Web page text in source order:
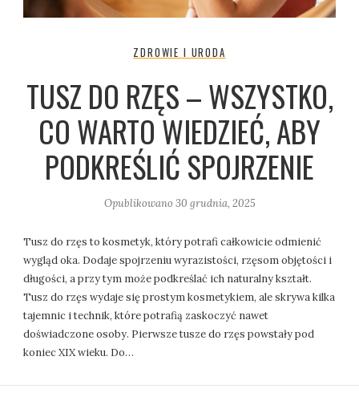
ZDROWIE I URODA
TUSZ DO RZĘS – WSZYSTKO,
CO WARTO WIEDZIEĆ, ABY
PODKREŚLIĆ SPOJRZENIE
Opublikowano 30 grudnia, 2025
Tusz do rzęs to kosmetyk, który potrafi całkowicie odmienić
wygląd oka. Dodaje spojrzeniu wyrazistości, rzęsom objętości i
długości, a przy tym może podkreślać ich naturalny kształt.
Tusz do rzęs wydaje się prostym kosmetykiem, ale skrywa kilka
tajemnic i technik, które potrafią zaskoczyć nawet
doświadczone osoby. Pierwsze tusze do rzęs powstały pod
koniec XIX wieku. Do…